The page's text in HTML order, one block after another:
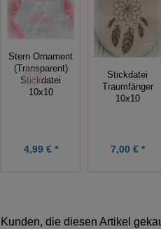
Stern Ornament
(Transparent)
Stickdatei
10x10
4,99 € *
Stickdatei
Traumfänger
10x10
7,00 € *
Kunden, die diesen Artikel